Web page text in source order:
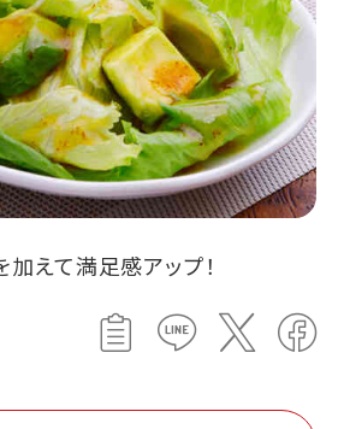
えて満足感アップ！